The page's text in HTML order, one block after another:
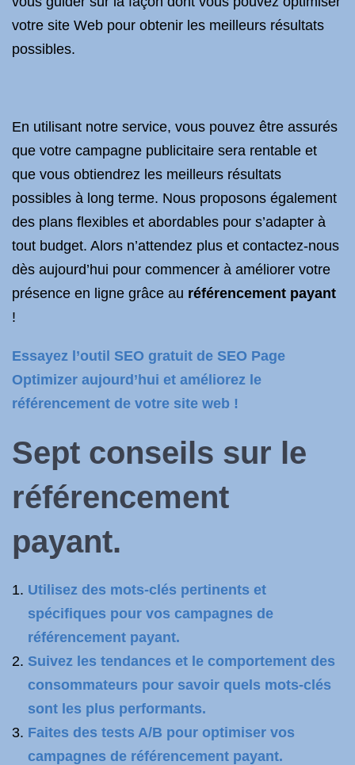
votre site Web pour obtenir les meilleurs résultats
possibles.
En utilisant notre service, vous pouvez être assurés
que votre campagne publicitaire sera rentable et
que vous obtiendrez les meilleurs résultats
possibles à long terme. Nous proposons également
des plans flexibles et abordables pour s’adapter à
tout budget. Alors n’attendez plus et contactez-nous
dès aujourd’hui pour commencer à améliorer votre
présence en ligne grâce au référencement payant
!
Essayez l’outil SEO gratuit de SEO Page
Optimizer aujourd’hui et améliorez le
référencement de votre site web !
Sept conseils sur le
référencement
payant.
Utilisez des mots-clés pertinents et
spécifiques pour vos campagnes de
référencement payant.
Suivez les tendances et le comportement des
consommateurs pour savoir quels mots-clés
sont les plus performants.
Faites des tests A/B pour optimiser vos
campagnes de référencement payant.